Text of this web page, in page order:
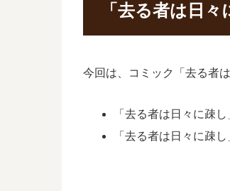
「去る者は日
今回は、コミック「去る者
「去る者は日々に疎
「去る者は日々に疎